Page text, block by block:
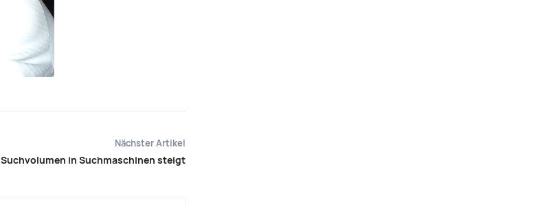
Nächster Artikel
Suchvolumen in Suchmaschinen steigt